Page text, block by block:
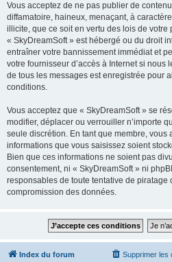
Vous acceptez de ne pas publier de
diffamatoire, haineux, menaçant, à
illicite, que ce soit en vertu des lois de votre
« SkyDreamSoft » est hébergé ou du droit
entraîner votre bannissement immédiat et
votre fournisseur d’accès à Internet si nous
de tous les messages est enregistrée pour
conditions.
Vous acceptez que « SkyDreamSoft » se
modifier, déplacer ou verrouiller n’importe
seule discrétion. En tant que membre, vous
informations que vous saisissez soient
Bien que ces informations ne soient pas
consentement, ni « SkyDreamSoft » ni
responsables de toute tentative de piratage
compromission des données.
Index du forum Supprimer les